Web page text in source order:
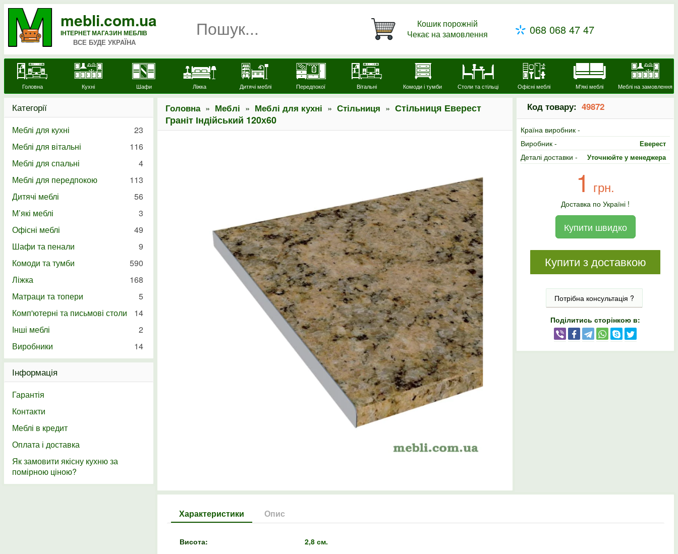
Кошик порожній
Чекає на замовлення
068 068 47 47
mebli.com.ua
ІНТЕРНЕТ МАГАЗИН МЕБЛІВ
ВСЕ БУДЕ УКРАЇНА
Головна Кухні Шафи Ліжка Дитячі меблі Передпокої Вітальні Комоди і тумби Столи та стільці Офісні меблі М'які меблі Меблі на замовлення
Головна» Меблі » Меблі для кухні » Стільниця » Стільниця Еверест
Граніт Індійський 120х60
Код товару: 49872
Країна виробник -
Виробник -
Еверест
Деталі доставки - Уточнюйте у менеджера
1 грн.
Доставка по Україні !
Купити швидко
Купити з доставкою
Потрібна консультація ?
Поділитись сторінкою в:
Характеристики Опис
Висота:
2,8 см.
Категорії
Меблі для кухні
23
Меблі для вітальні
116
Меблі для спальні
4
Меблі для передпокою
113
Дитячі меблі
56
М’які меблі
3
Офісні меблі
49
Шафи та пенали
9
Комоди та тумби
590
Ліжка
168
Матраци та топери
5
Комп'ютерні та письмові столи
14
Інші меблі
2
Виробники
14
Інформація
Гарантія
Контакти
Меблі в кредит
Оплата і доставка
Як замовити якісну кухню за
помірною ціною?